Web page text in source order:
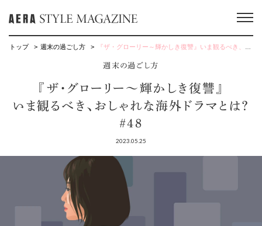
トップ 週末の過ごし方 『ザ・グローリー～輝かしき復讐』いま観るべき、おしゃれな海外ドラマとは？ #48
週末の過ごし方
『ザ・グローリー～輝かしき復讐』
いま観るべき、おしゃれな海外ドラマとは？
#48
2023.05.25